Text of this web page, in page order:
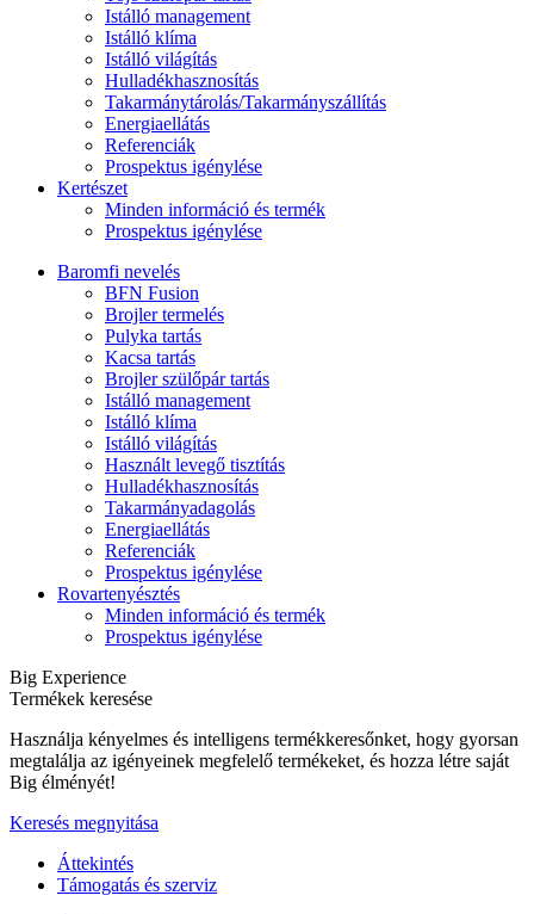
Istálló management
Istálló klíma
Istálló világítás
Hulladékhasznosítás
Takarmánytárolás/Takarmányszállítás
Energiaellátás
Referenciák
Prospektus igénylése
Kertészet
Minden információ és termék
Prospektus igénylése
Baromfi nevelés
BFN Fusion
Brojler termelés
Pulyka tartás
Kacsa tartás
Brojler szülőpár tartás
Istálló management
Istálló klíma
Istálló világítás
Használt levegő tisztítás
Hulladékhasznosítás
Takarmányadagolás
Energiaellátás
Referenciák
Prospektus igénylése
Rovartenyésztés
Minden információ és termék
Prospektus igénylése
Big Experience
Termékek keresése
Használja kényelmes és intelligens termékkeresőnket, hogy gyorsan
megtalálja az igényeinek megfelelő termékeket, és hozza létre saját
Big élményét!
Keresés megnyitása
Áttekintés
Támogatás és szerviz